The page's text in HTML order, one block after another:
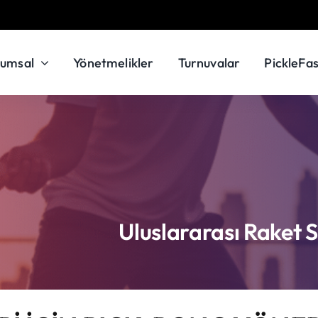
Yönetmelikler Turnuvalar
Uluslararası Raket